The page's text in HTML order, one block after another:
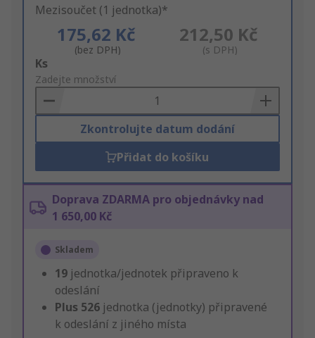
Mezisoučet (1 jednotka)*
175,62 Kč
(bez DPH)
212,50 Kč
(s DPH)
Add
to
Basket
Ks
Zadejte množství
Zkontrolujte datum dodání
Přidat do košíku
Doprava ZDARMA pro objednávky nad
1 650,00 Kč
Skladem
19 jednotka/jednotek připraveno k
odeslání
Plus 526 jednotka (jednotky) připravené
k odeslání z jiného místa